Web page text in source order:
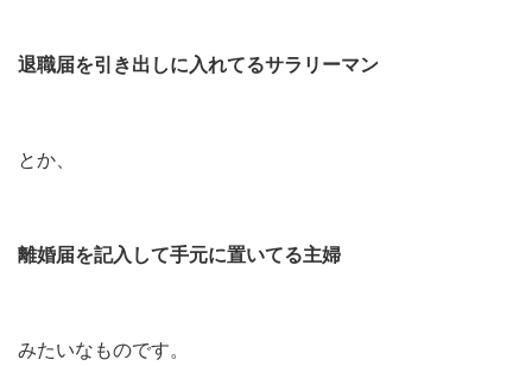
退職届を引き出しに入れてるサラリーマン
とか、
離婚届を記入して手元に置いてる主婦
みたいなものです。